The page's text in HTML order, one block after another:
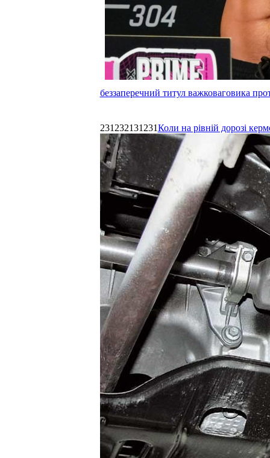
беззаперечний титул важковаговика
231232131231Коли на рівній дорозі